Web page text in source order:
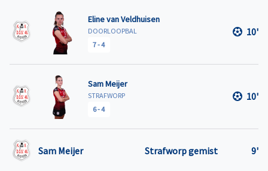
Eline van Veldhuisen
DOORLOOPBAL
7-4
10'
Sam Meijer
STRAFWORP
6-4
10'
Sam Meijer Strafworp gemist 9'